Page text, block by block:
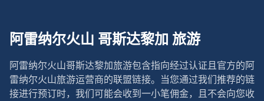
阿雷纳尔火山 哥斯达黎加 旅游
阿雷纳尔火山哥斯达黎加旅游包含指向经过认证且官方的阿
雷纳尔火山旅游运营商的联盟链接。当您通过我们推荐的链
接进行预订时，我们可能会收到一小笔佣金，且不会向您收